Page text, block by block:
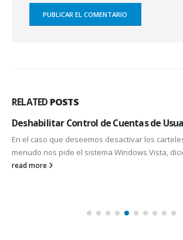
RELATED POSTS
Deshabilitar Control de Cuentas de
En el caso que deseemos desactivar los
menudo nos pide el sistema Windows Vista,
read more